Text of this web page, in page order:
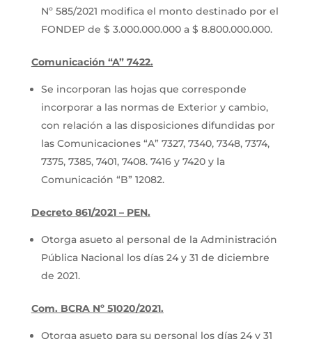
Nº 585/2021 modifica el monto destinado por el
FONDEP de $ 3.000.000.000 a $ 8.800.000.000.
Comunicación “A” 7422.
Se incorporan las hojas que corresponde
incorporar a las normas de Exterior y cambio,
con relación a las disposiciones difundidas por
las Comunicaciones “A” 7327, 7340, 7348, 7374,
7375, 7385, 7401, 7408. 7416 y 7420 y la
Comunicación “B” 12082.
Decreto 861/2021 – PEN.
Otorga asueto al personal de la Administración
Pública Nacional los días 24 y 31 de diciembre
de 2021.
Com. BCRA Nº 51020/2021.
Otorga asueto para su personal los días 24 y 31